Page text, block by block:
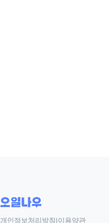
개인정보처리방침 |이용약관